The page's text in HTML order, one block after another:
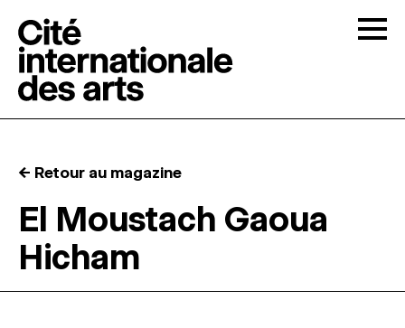
RÉSIDENCES ↓
← Retour au magazine
El Moustach Gaoua
Hicham